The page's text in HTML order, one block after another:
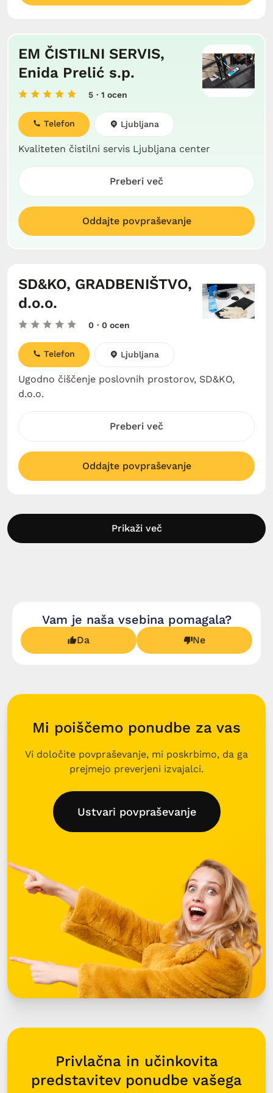
EM ČISTILNI SERVIS,
Enida Prelić s.p.
5 · 1 ocen
Kvaliteten čistilni servis Ljubljana center
Telefon Ljubljana
Preberi več
Oddajte povpraševanje
SD&KO, GRADBENIŠTVO,
d.o.o.
0 · 0 ocen
Ugodno čiščenje poslovnih prostorov, SD&KO,
d.o.o.
Telefon Ljubljana
Preberi več
Oddajte povpraševanje
Prikaži več
Vam je naša vsebina pomagala?
Da Ne
Mi poiščemo ponudbe za vas
Vi določite povpraševanje, mi poskrbimo, da ga
prejmejo preverjeni izvajalci.
Ustvari povpraševanje
Privlačna in učinkovita
predstavitev ponudbe vašega